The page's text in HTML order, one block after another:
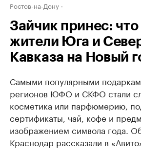
Ростов-на-Дону
Зайчик принес: что
жители Юга и
Кавказа на Новый
Самыми популярными
регионов ЮФО и СКФО стали
косметика или парфюмерию,
сертификаты, чай, кофе и
изображением символа года.
Краснодар рассказали в